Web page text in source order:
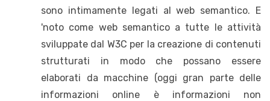
sono intimamente legati al web semantico. E
'noto come web semantico a tutte le attività
sviluppate dal W3C per la creazione di contenuti
strutturati in modo che possano essere
elaborati da macchine (oggi gran parte delle
informazioni online è informazioni non